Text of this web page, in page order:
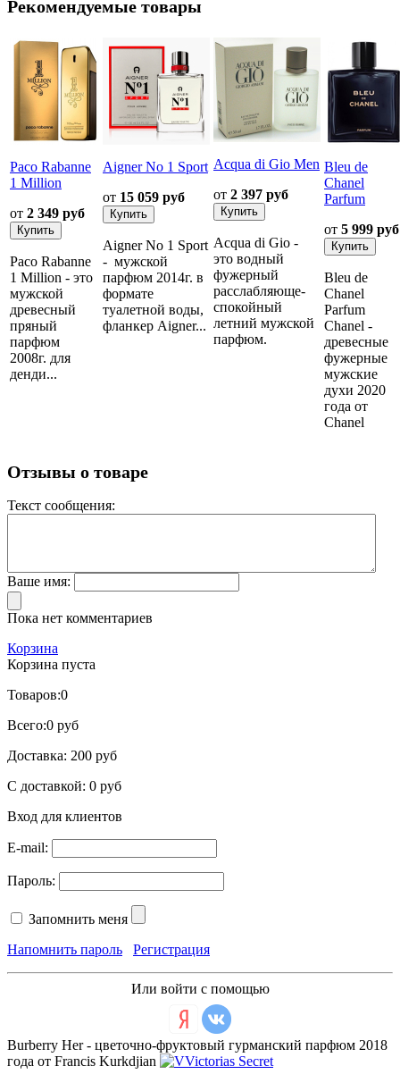
Рекомендуемые товары
Paco Rabanne
1 Million
от 2 349 руб
Paco Rabanne
1 Million - это
мужской
древесный
пряный
парфюм
2008г. для
денди...
Aigner No 1 Sport
от 15 059 руб
Aigner No 1 Sport
- мужской
парфюм 2014г. в
формате
туалетной воды,
фланкер Aigner...
Acqua di Gio Men
от 2 397 руб
Acqua di Gio -
это водный
фужерный
расслабляюще-
спокойный
летний мужской
парфюм.
Bleu de
Chanel
Parfum
от 5 999 руб
Bleu de
Chanel
Parfum
Chanel -
древесные
фужерные
мужские
духи 2020
года от
Chanel
Отзывы о товаре
Текст сообщения:
Ваше имя:
Пока нет комментариев
Корзина
Корзина пуста
Товаров:0
Всего:0 руб
Доставка: 200 руб
С доставкой: 0 руб
Вход для клиентов
E-mail:
Пароль:
Запомнить меня
Напомнить пароль
Регистрация
Или войти с помощью
Burberry Her - цветочно-фруктовый гурманский парфюм 2018
года от Francis Kurkdjian